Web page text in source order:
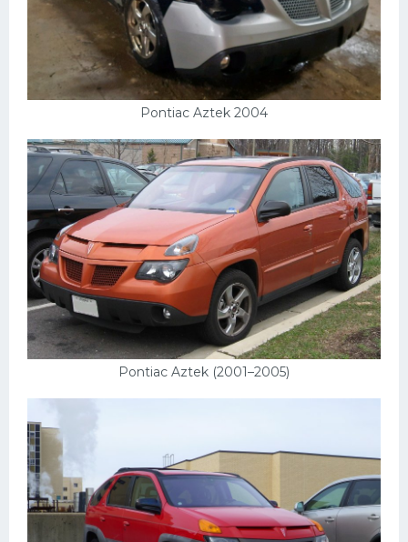
Pontiac Aztek 2004
Pontiac Aztek (2001–2005)